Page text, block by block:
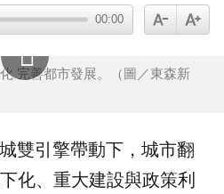
00:00
完善都市發展。（圖／東森新
雙引擎帶動下，城市翻
化、重大建設與政策利